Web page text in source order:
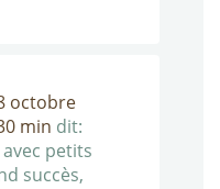
octobre
min dit:
petits
succès,